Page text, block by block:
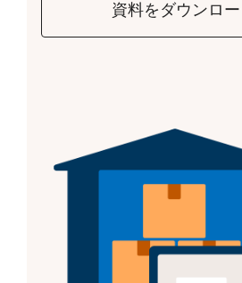
資料をダウンロ